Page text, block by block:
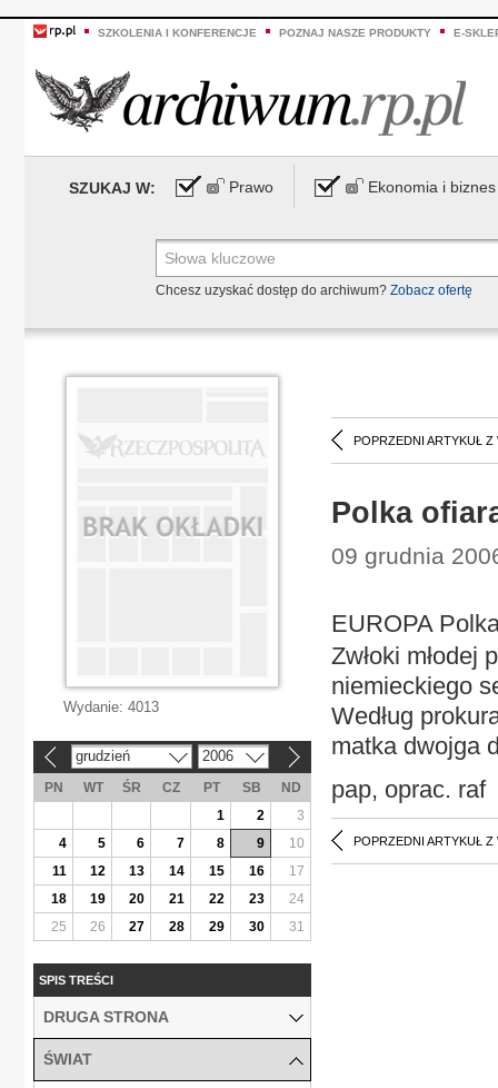
SZKOLENIA I KONFERENCJE POZNAJ NASZE PRODUKTY E-
SZUKAJ W: Prawo Ekonomia i biznes
Chcesz uzyskać dostęp do archiwum? Zobacz ofertę
POPRZEDNI ARTYKUŁ Z
Polka
09 grudnia
EUROPA
Zwłoki
niemieckiego
Według
matka dwojga
pap, oprac. raf
POPRZEDNI ARTYKUŁ Z
Wydanie: 4013
grudzień 2006
PN WT ŚR CZ PT SB
ND
1
2
3
4
5 6 7 8 9
10
11
12 13 14 15 16
17
18
19 20 21 22 23
24
25
26 27 28 29 30 31
SPIS TREŚCI
DRUGA STRONA
ŚWIAT